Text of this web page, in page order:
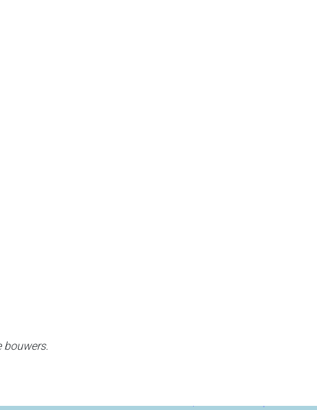
bouwers.